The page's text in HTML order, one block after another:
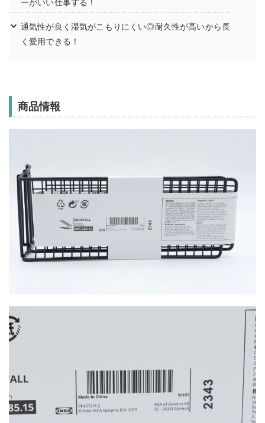
ーがいい仕事する！
通気性が良く湿気がこもりにくい◎耐久性が高いから長
く愛用できる！
商品情報